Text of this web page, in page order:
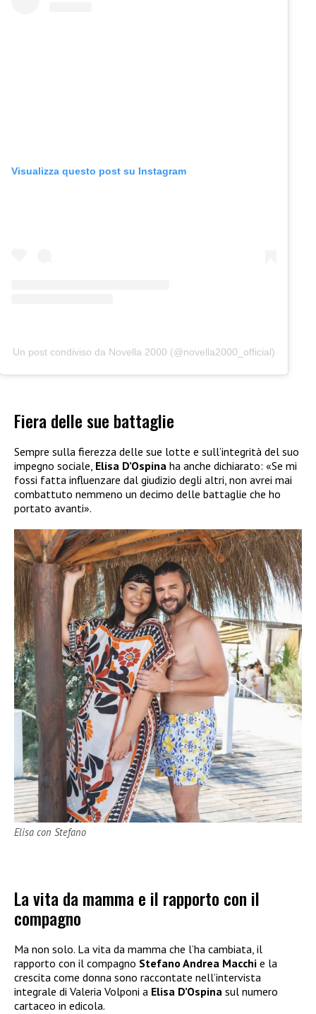
Visualizza questo post su Instagram
Un post condiviso da Novella 2000 (@novella2000_official)
Fiera delle sue battaglie
Sempre sulla fierezza delle sue lotte e sull’integrità del suo
impegno sociale, Elisa D’Ospina ha anche dichiarato: «Se mi
fossi fatta influenzare dal giudizio degli altri, non avrei mai
combattuto nemmeno un decimo delle battaglie che ho
portato avanti».
Elisa con Stefano
La vita da mamma e il rapporto con il
compagno
Ma non solo. La vita da mamma che l’ha cambiata, il
rapporto con il compagno Stefano Andrea Macchi e la
crescita come donna sono raccontate nell’intervista
integrale di Valeria Volponi a Elisa D’Ospina sul numero
cartaceo in edicola.